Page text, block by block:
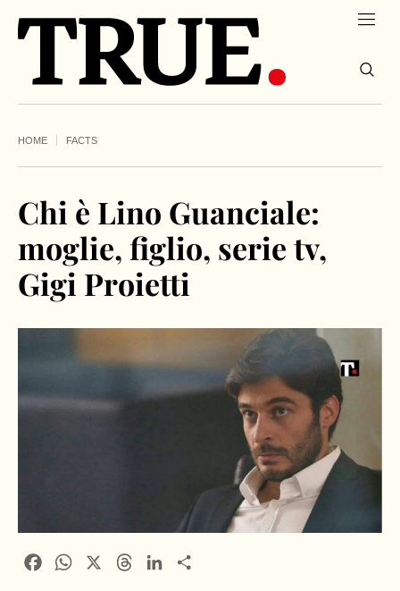
HOME FACTS
Chi è Lino Guanciale:
moglie, figlio, serie tv,
Gigi Proietti
FacebookWhatsApp ThreadsLinkedIn